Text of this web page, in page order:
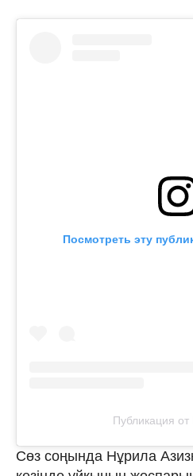
Посмотреть эту
Публикация
Сөз соңында Нұрила